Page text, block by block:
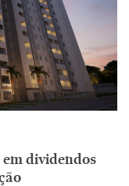
dividendos